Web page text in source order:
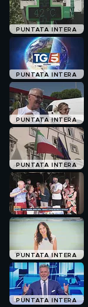
PUNTATA INTERA
PUNTATA INTERA
PUNTATA INTERA
PUNTATA INTERA
PUNTATA INTERA
PUNTATA INTERA